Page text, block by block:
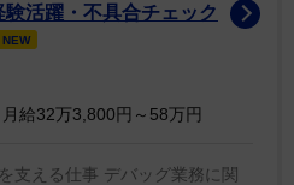
ス、インディアという子ど
のデイヴィッド・グレン・ア
イソンという愛する家族を残
に大切にされるであろう、愛
活躍・不具合チェック
NEW
給32万3,800円～58万円
支える仕事 デバッグ業務に関